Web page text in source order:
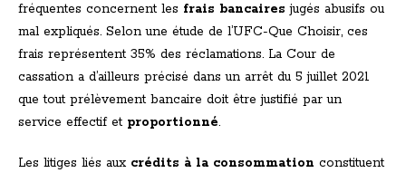
fréquentes concernent les frais bancaires jugés abusifs ou
mal expliqués. Selon une étude de l’UFC-Que Choisir, ces
frais représentent 35% des réclamations. La Cour de
cassation a d’ailleurs précisé dans un arrêt du 5 juillet 2021
que tout prélèvement bancaire doit être justifié par un
service effectif et proportionné.
Les litiges liés aux crédits à la consommation constituent